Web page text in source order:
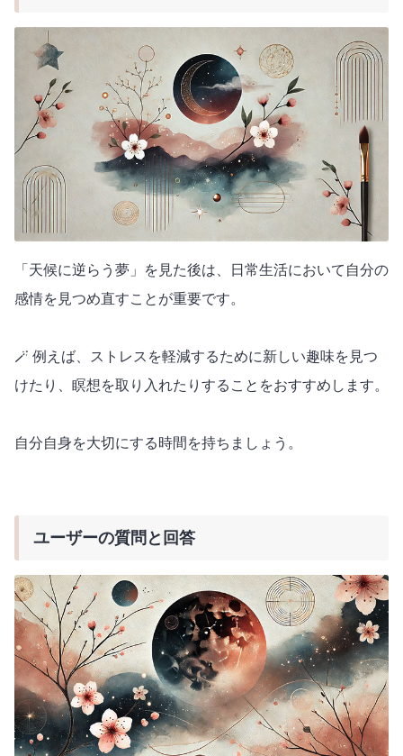
「天候に逆らう夢」を見た後は、日常生活において自分の
感情を見つめ直すことが重要です。
🪄 例えば、ストレスを軽減するために新しい趣味を見つ
けたり、瞑想を取り入れたりすることをおすすめします。
自分自身を大切にする時間を持ちましょう。
ユーザーの質問と回答